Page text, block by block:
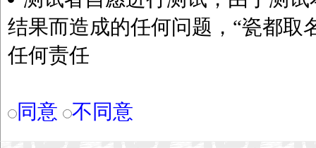
结果而造成的任何问题，“瓷都取
任何责任
同意 不同意